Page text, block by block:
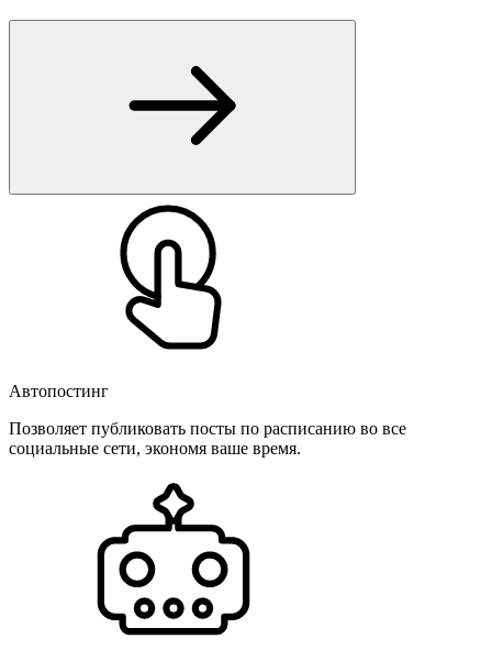
Автопостинг
Позволяет публиковать посты по расписанию во все
социальные сети, экономя ваше время.